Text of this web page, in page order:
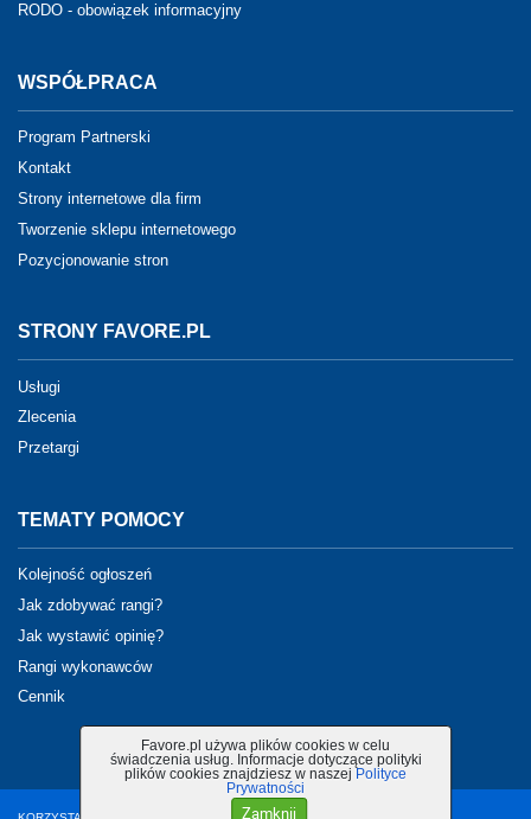
Favore.pl używa plików cookies w celu
świadczenia usług. Informacje dotyczące polityki
plików cookies znajdziesz w naszej Polityce
Prywatności
Zamknij
RODO - obowiązek informacyjny
WSPÓŁPRACA
Program Partnerski
Kontakt
Strony internetowe dla firm
Tworzenie sklepu internetowego
Pozycjonowanie stron
STRONY FAVORE.PL
Usługi
Zlecenia
Przetargi
TEMATY POMOCY
Kolejność ogłoszeń
Jak zdobywać rangi?
Jak wystawić opinię?
Rangi wykonawców
Cennik